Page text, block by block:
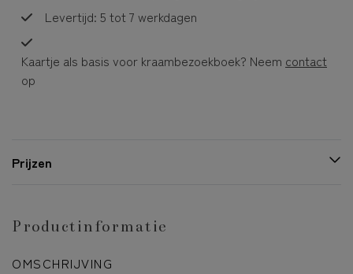
Levertijd: 5 tot 7 werkdagen
Kaartje als basis voor kraambezoekboek? Neem contact
op
Prijzen
Productinformatie
OMSCHRIJVING